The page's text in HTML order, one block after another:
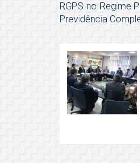
RGPS no Regime
Previdência